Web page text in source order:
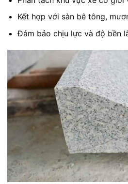
Kết hợp với sàn bê tông,
Đảm bảo chịu lực và độ bền